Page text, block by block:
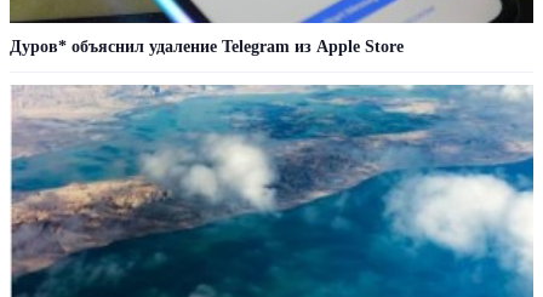
Дуров* объяснил удаление Telegram из Apple Store